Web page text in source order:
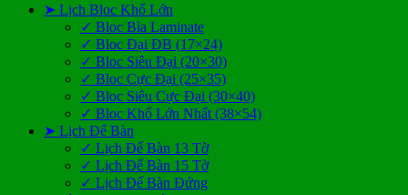
➤ Lịch Bloc Khổ Lớn
✓ Bloc Bìa Laminate
✓ Bloc Đại ĐB (17×24)
✓ Bloc Siêu Đại (20×30)
✓ Bloc Cực Đại (25×35)
✓ Bloc Siêu Cực Đại (30×40)
✓ Bloc Khổ Lớn Nhất (38×54)
➤ Lịch Để Bàn
✓ Lịch Để Bàn 13 Tờ
✓ Lịch Để Bàn 15 Tờ
✓ Lịch Để Bàn Đứng